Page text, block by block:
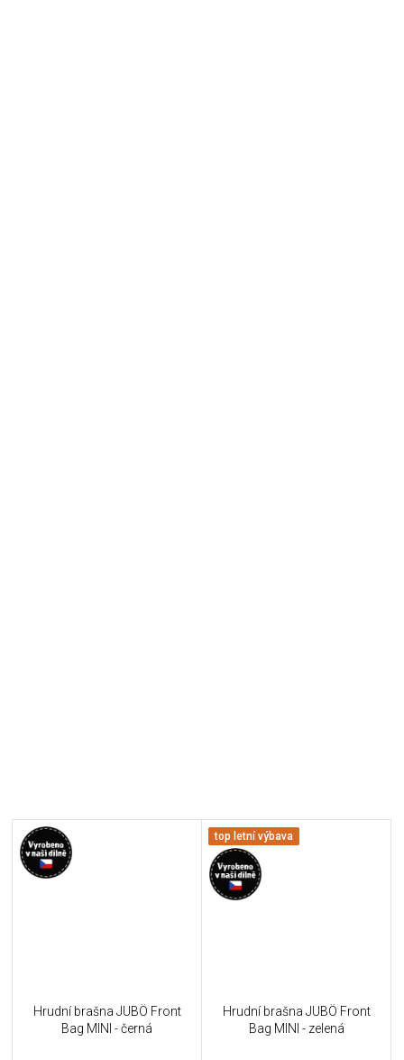
Hrudní brašna JUBÖ Front
Bag MINI - černá
top letní výbava
Hrudní brašna JUBÖ Front
Bag MINI - zelená